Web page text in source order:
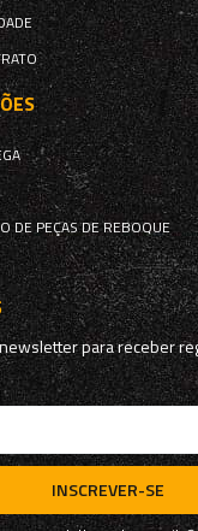
DE PEÇAS DE REBOQUE
para receber
INSCREVER-SE